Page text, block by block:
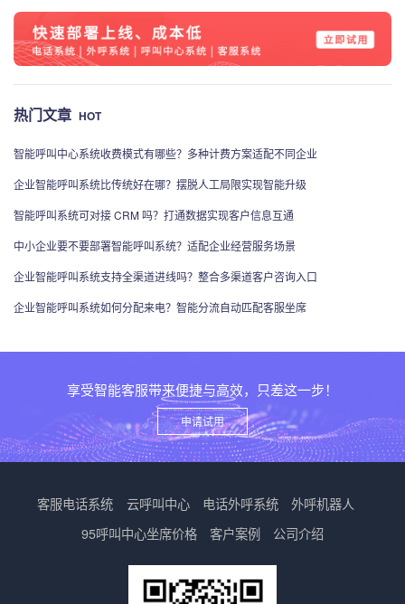
热门文章 HOT
智能呼叫中心系统收费模式有哪些？多种计费方案适配不同企业
企业智能呼叫系统比传统好在哪？摆脱人工局限实现智能升级
智能呼叫系统可对接 CRM 吗？打通数据实现客户信息互通
中小企业要不要部署智能呼叫系统？适配企业经营服务场景
企业智能呼叫系统支持全渠道进线吗？整合多渠道客户咨询入口
企业智能呼叫系统如何分配来电？智能分流自动匹配客服坐席
享受智能客服带来便捷与高效，只差这一步！
申请试用
客服电话系统 云呼叫中心 电话外呼系统
外呼机器人
95呼叫中心坐席价格 客户案例 公司介绍